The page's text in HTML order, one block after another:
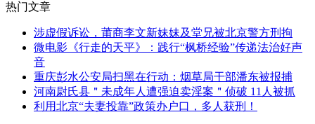
热门文章
涉虚假诉讼，莆商李文新妹妹及堂兄被北京警方刑拘
微电影《行走的天平》：践行“枫桥经验”传递法治好声
音
重庆彭水公安局扫黑在行动：烟草局干部潘东被报捕
河南尉氏县＂未成年人遭强迫卖淫案＂侦破 11人被抓
利用北京“夫妻投靠”政策办户口，多人获刑！